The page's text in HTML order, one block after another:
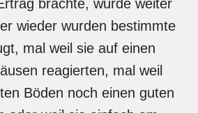
brachte, wurde weiter
wieder wurden bestimmte
mal weil sie auf einen
reagierten, mal weil
Böden noch einen guten